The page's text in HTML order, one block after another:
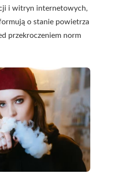
i witryn internetowych,
o stanie powietrza
przekroczeniem norm